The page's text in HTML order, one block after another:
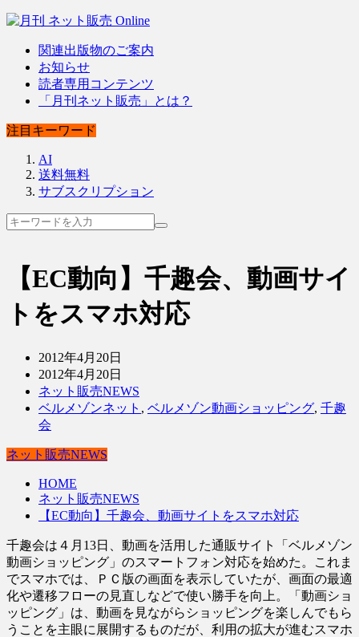
関連出版物のご案内
お知らせ
読者専用コンテンツ
「月刊ネット販売」とは？
注目キーワード
AI
送料無料
サブスクリプション
【EC動向】千趣会、動画サイ
トをスマホ対応
2012年4月20日
2012年4月20日
ネット販売NEWS
ベルメゾンネット , ベルメゾン動画ショッピング, 千趣
会
ネット販売NEWS
HOME
ネット販売NEWS
【EC動向】千趣会、動画サイトをスマホ対応
千趣会は４月13日、動画を活用した通販サイト「ベルメゾン
動画ショッピング」のスマートフォン対応を始めた。これま
でスマホでは、ＰＣ版の画面を表示していたが、画面の最適
化や遷移フローの見直しなどで使い勝手を向上。「動画ショ
ッピング」は、動画を見ながらショッピングを楽しんでもら
うことを主眼に展開するものだが、利用の拡大が進むスマホ